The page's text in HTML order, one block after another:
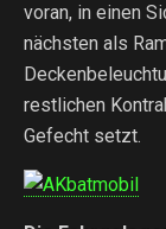
voran, in einen
nächsten als
restlichen
Gefecht setzt.